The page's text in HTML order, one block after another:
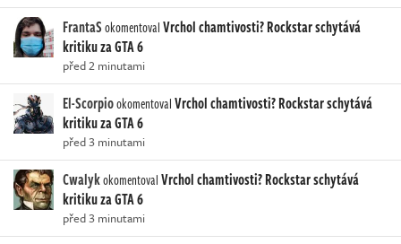
FrantaSokomentovalVrchol chamtivosti? Rockstar schytává
kritiku za GTA 6
před 2 minutami
El-ScorpiookomentovalVrchol chamtivosti? Rockstar schytává
kritiku za GTA 6
před 3 minutami
CwalykokomentovalVrchol chamtivosti? Rockstar schytává
kritiku za GTA 6
před 3 minutami